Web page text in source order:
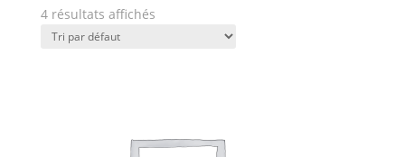
4 résultats affichés